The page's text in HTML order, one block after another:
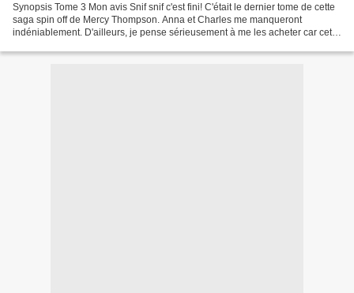
Synopsis Tome 3 Mon avis Snif snif c'est fini! C'était le dernier tome de cette
saga spin off de Mercy Thompson. Anna et Charles me manqueront
indéniablement. D'ailleurs, je pense sérieusement à me les acheter car cette